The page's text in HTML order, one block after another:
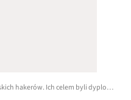
Google wykryło chińskich hakerów. Ich celem byli dyplomaci